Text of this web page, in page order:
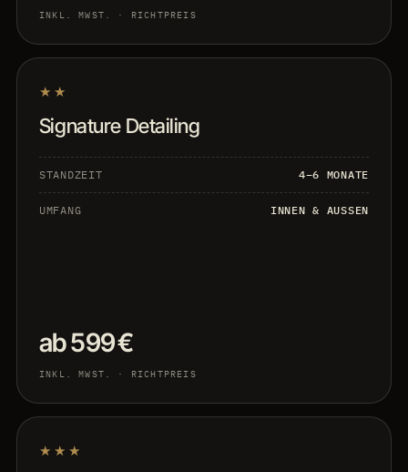
INKL. MWST. · RICHTPREIS
★★
Signature Detailing
STANDZEIT 4–6 MONATE
UMFANG INNEN & AUSSEN
ab 599 €
INKL. MWST. · RICHTPREIS
★★★